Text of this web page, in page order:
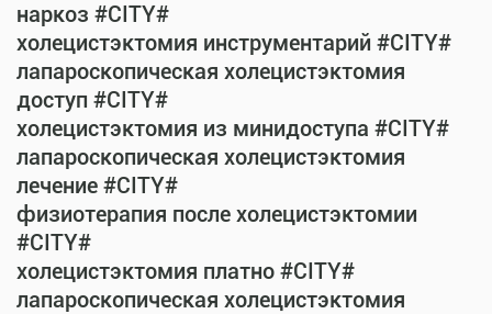
наркоз #CITY#
холецистэктомия инструментарий #CITY#
лапароскопическая холецистэктомия
доступ #CITY#
холецистэктомия из минидоступа #CITY#
лапароскопическая холецистэктомия
лечение #CITY#
физиотерапия после холецистэктомии
#CITY#
холецистэктомия платно #CITY#
лапароскопическая холецистэктомия